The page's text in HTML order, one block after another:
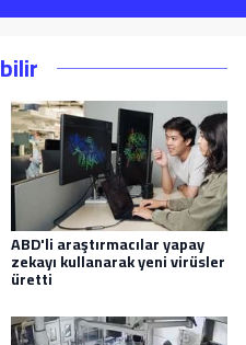
ABD'li araştırmacılar yapay
zekayı kullanarak yeni virüsler
üretti